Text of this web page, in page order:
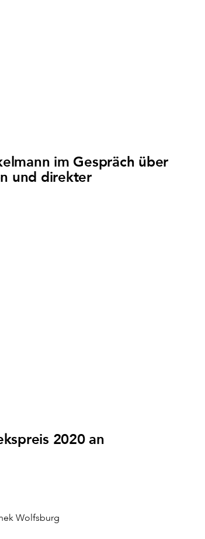
im Gespräch über
und direkter
2020 an
Wolfsburg